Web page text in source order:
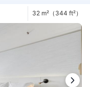
32 m²（344 ft²）